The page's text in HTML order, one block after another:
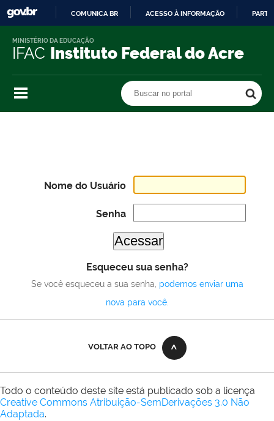
O
COMUNICA BR ACESSO À INFORMAÇÃO
IFAC Instituto Federal do Acre
MINISTÉRIO DA EDUCAÇÃO
Buscar no portal
Nome do Usuário
Senha
Esqueceu sua senha?
Se você esqueceu a sua senha, podemos enviar uma
nova para você.
VOLTAR AO TOPO
Todo o conteúdo deste site está publicado sob a licença
Creative Commons Atribuição-SemDerivações 3.0 Não
Adaptada.